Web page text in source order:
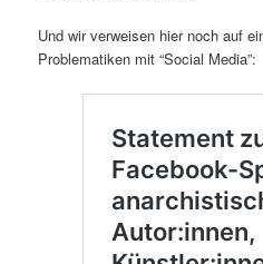
Und wir verweisen hier noch auf
Problematiken mit “Social Media”: